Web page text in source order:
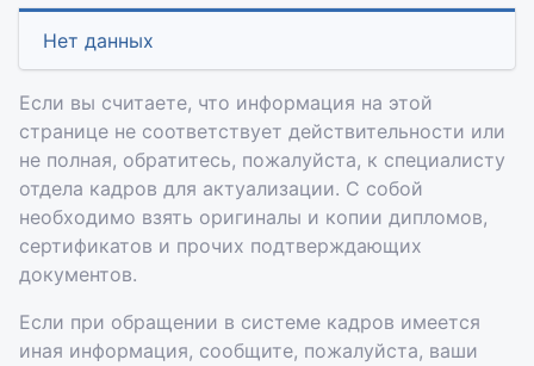
Нет данных
Если вы считаете, что информация на этой
странице не соответствует действительности или
не полная, обратитесь, пожалуйста, к специалисту
отдела кадров для актуализации. С собой
необходимо взять оригиналы и копии дипломов,
сертификатов и прочих подтверждающих
документов.
Если при обращении в системе кадров имеется
иная информация, сообщите, пожалуйста, ваши